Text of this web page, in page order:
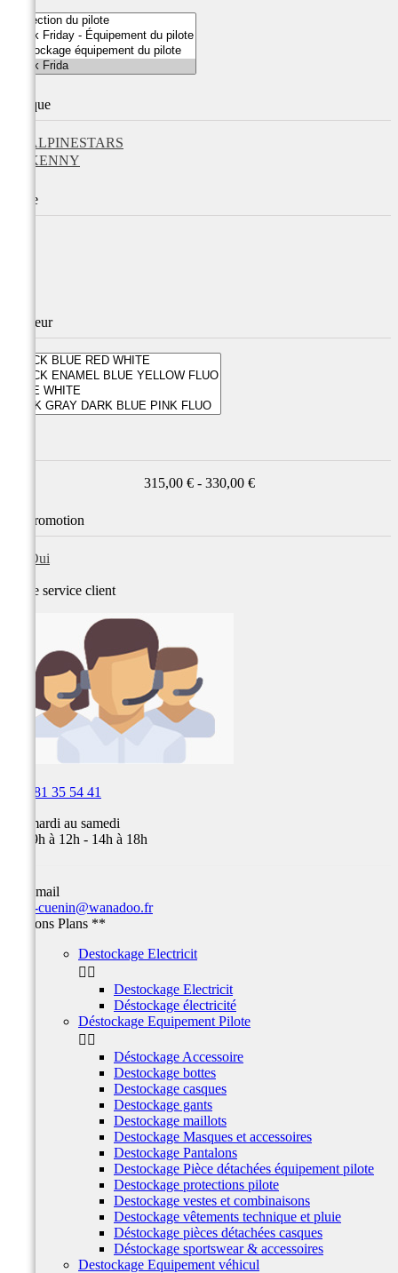
Marque
ALPINESTARS
KENNY
Taille
Couleur
315,00 € - 330,00 €
En promotion
Oui
Notre service client
03 81 35 54 41
Du mardi au samedi
de 09h à 12h - 14h à 18h
Par email
team-cuenin@wanadoo.fr
** Bons Plans **
Destockage Electricit
 
Destockage Electricit
Déstockage électricité
Déstockage Equipement Pilote
 
Déstockage Accessoire
Destockage bottes
Destockage casques
Destockage gants
Destockage maillots
Destockage Masques et accessoires
Destockage Pantalons
Destockage Pièce détachées équipement pilote
Destockage protections pilote
Destockage vestes et combinaisons
Destockage vêtements technique et pluie
Déstockage pièces détachées casques
Déstockage sportswear & accessoires
Destockage Equipement véhicul